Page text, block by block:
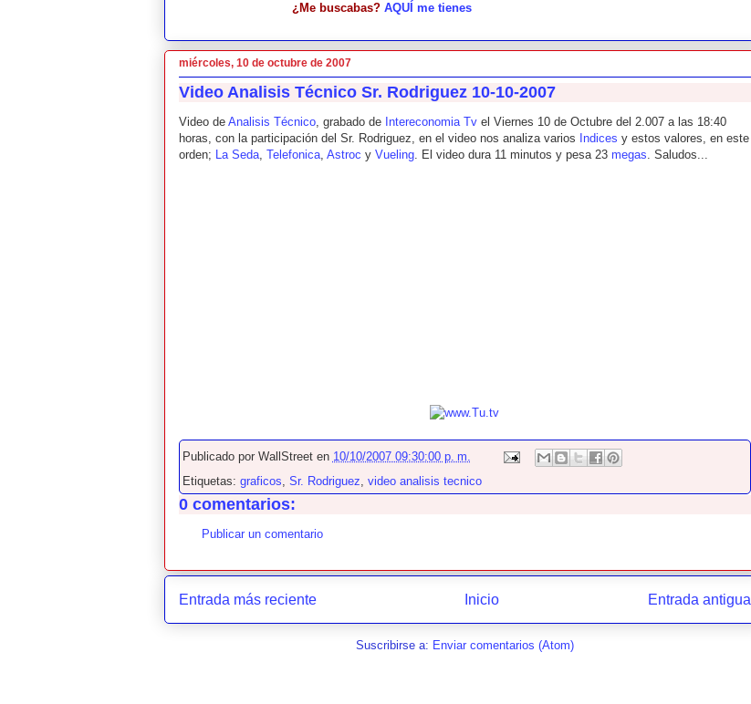
¿Me buscabas? AQUÍ me tienes
miércoles, 10 de octubre de 2007
Video Analisis Técnico Sr. Rodriguez 10-10-2007
Video de Analisis Técnico, grabado de Intereconomia Tvel Viernes 10 de Octubre del 2.007 a las 18:40
horas, con la participación del Sr. Rodriguez, en el video nos analiza varios Indices y estos valores, en este
orden; La Seda, Telefonica, Astroc y Vueling. El video dura 11 minutos y pesa 23 megas. Saludos...
Publicado por WallStreet en 10/10/2007 09:30:00 p. m.
Etiquetas: graficos, Sr. Rodriguez, video analisis tecnico
0 comentarios:
Publicar un comentario
Entrada más reciente Entrada antigua
Inicio
Suscribirse a: Enviar comentarios (Atom)